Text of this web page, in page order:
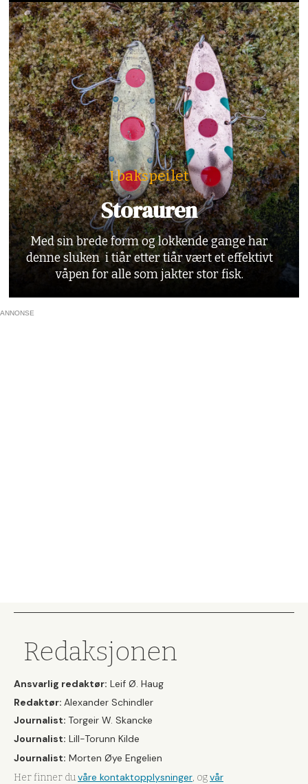
I bakspeilet
Storauren
Med sin brede form og lokkende gange har
denne sluken i tiår etter tiår vært et effektivt
våpen for alle som jakter stor fisk.
ANNONSE
Redaksjonen
Ansvarlig redaktør: Leif Ø. Haug
Redaktør: Alexander Schindler
Journalist: Torgeir W. Skancke
Journalist: Lill-Torunn Kilde
Journalist: Morten Øye Engelien
Her finner duvåre kontaktopplysninger, ogvår